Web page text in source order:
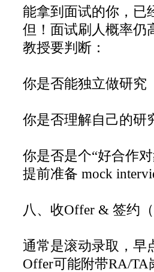
能拿到面试的你，已
但！面试刷人概率仍
教授要判断：
你是否能独立做研究
你是否理解自己的研
你是否是个“好合作
提前准备 mock
八、收Offer & 签约（
通常是滚动录取，早
Offer可能附带RA/TA